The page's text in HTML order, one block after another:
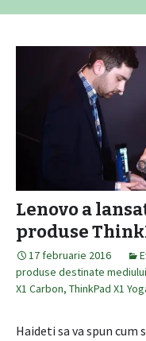
Lenovo a
produse
17 februarie 2016
produse destinate
X1 Carbon, ThinkPad X1
Haideti sa va spun